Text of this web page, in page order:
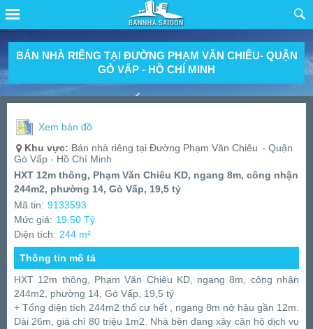
BÁN NHÀ RIÊNG TẠI ĐƯỜNG PHẠM VĂN CHIÊU- QUẬN
GÒ VẤP - HỒ CHÍ MINH
Xem bản đồ
Khu vực: Bán nhà riêng tại Đường Phạm Văn Chiêu - Quận
Gò Vấp - Hồ Chí Minh
HXT 12m thông, Phạm Văn Chiêu KD, ngang 8m, công nhận
244m2, phường 14, Gò Vấp, 19,5 tỷ
Mã tin: 9133593
Mức giá: 19.50 Tỷ
Diện tích: 244 m²
Thông tin mô tả
HXT 12m thông, Phạm Văn Chiêu KD, ngang 8m, công nhận
244m2, phường 14, Gò Vấp, 19,5 tỷ
+ Tổng diện tích 244m2 thổ cư hết , ngang 8m nở hậu gần 12m.
Dài 26m, giá chỉ 80 triệu 1m2. Nhà bên đang xây căn hộ dịch vụ